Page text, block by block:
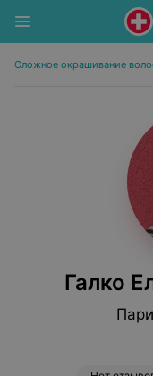
Сложное окрашивание
Галко